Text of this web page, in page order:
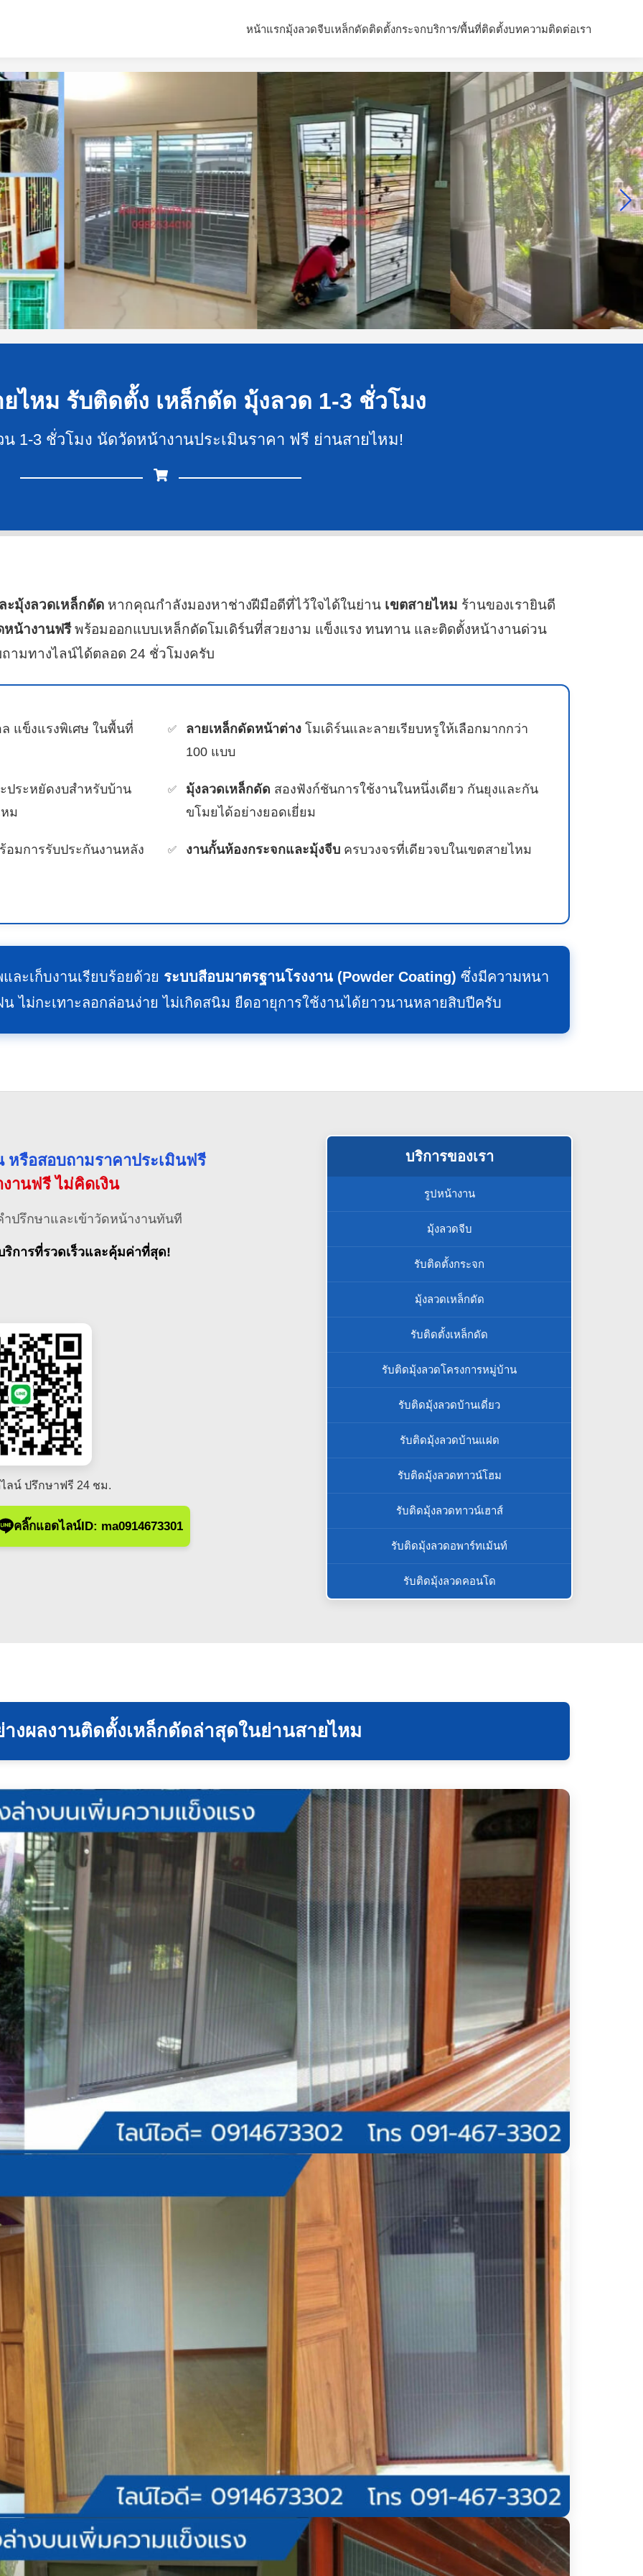
หน้าแรกมุ้งลวดจีบเหล็กดัดติดตั้งกระจกบริการ/พื้นที่ติดตั้งบทความติดต่อเรา
ไหม รับติดตั้ง เหล็กดัด มุ้งลวด 1-3 ชั่วโมง
น 1-3 ชั่วโมง นัดวัดหน้างานประเมินราคา ฟรี ย่านสายไหม!
ะมุ้งลวดเหล็กดัด หากคุณกำลังมองหาช่างฝีมือดีที่ไว้ใจได้ในย่าน เขตสายไหม ร้านของเรายินดี
หน้างานฟรีพร้อมออกแบบเหล็กดัดโมเดิร์นที่สวยงาม แข็งแรง ทนทาน และติดตั้งหน้างานด่วน
ามทางไลน์ได้ตลอด 24 ชั่วโมงครับ
แข็งแรงพิเศษ ในพื้นที่ ลายเหล็กดัดหน้าต่าง โมเดิร์นและลายเรียบหรูให้เลือกมากกว่า
100 แบบ
ระหยัดงบสำหรับบ้าน
ม
มุ้งลวดเหล็กดัด สองฟังก์ชันการใช้งานในหนึ่งเดียว กันยุงและกัน
ขโมยได้อย่างยอดเยี่ยม
มการรับประกันงานหลัง งานกั้นห้องกระจกและมุ้งจีบ ครบวงจรที่เดียวจบในเขตสายไหม
ะเก็บงานเรียบร้อยด้วย ระบบสีอบมาตรฐานโรงงาน (Powder Coating) ซึ่งมีความหนา
ไม่กะเทาะลอกล่อนง่าย ไม่เกิดสนิม ยืดอายุการใช้งานได้ยาวนานหลายสิบปีครับ
หรือสอบถามราคาประเมินฟรี
านฟรี ไม่คิดเงิน
ปรึกษาและเข้าวัดหน้างานทันที
การที่รวดเร็วและคุ้มค่าที่สุด!
ลน์ ปรึกษาฟรี 24 ชม.
คลิ๊กแอดไลน์ID: ma0914673301
บริการของเรา
รูปหน้างาน
มุ้งลวดจีบ
รับติดตั้งกระจก
มุ้งลวดเหล็กดัด
รับติดตั้งเหล็กดัด
รับติดมุ้งลวดโครงการหมู่บ้าน
รับติดมุ้งลวดบ้านเดี่ยว
รับติดมุ้งลวดบ้านแฝด
รับติดมุ้งลวดทาวน์โฮม
รับติดมุ้งลวดทาวน์เฮาส์
รับติดมุ้งลวดอพาร์ทเม้นท์
รับติดมุ้งลวดคอนโด
งผลงานติดตั้งเหล็กดัดล่าสุดในย่านสายไหม